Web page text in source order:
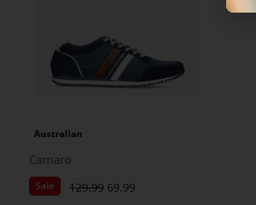
Australian
Camaro
Sale 129.99 69.99